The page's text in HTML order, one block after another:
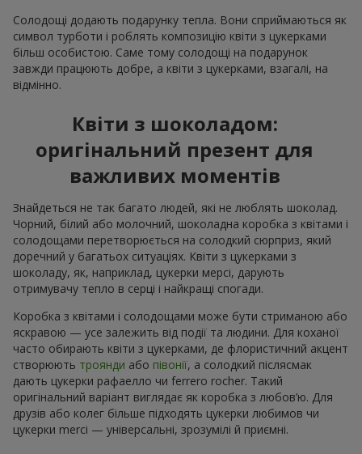
Солодощі додають подарунку тепла. Вони сприймаються як
символ турботи і роблять композицію квіти з цукерками
більш особистою. Саме тому солодощі на подарунок
завжди працюють добре, а квіти з цукерками, взагалі, на
відмінно.
Квіти з шоколадом:
оригінальний презент для
важливих моментів
Знайдеться не так багато людей, які не люблять шоколад.
Чорний, білий або молочний, шоколадна коробка з квітами і
солодощами перетворюється на солодкий сюрприз, який
доречний у багатьох ситуаціях. Квіти з цукерками з
шоколаду, як, наприклад, цукерки мерсі, дарують
отримувачу тепло в серці і найкращі спогади.
Коробка з квітами і солодощами може бути стриманою або
яскравою — усе залежить від події та людини. Для коханої
часто обирають квіти з цукерками, де флористичний акцент
створюють троянди або півонії, а солодкий післясмак
дають цукерки рафаелло чи ferrero rocher. Такий
оригінальний варіант виглядає як коробка з любов’ю. Для
друзів або колег більше підходять цукерки любимов чи
цукерки merci — універсальні, зрозумілі й приємні.